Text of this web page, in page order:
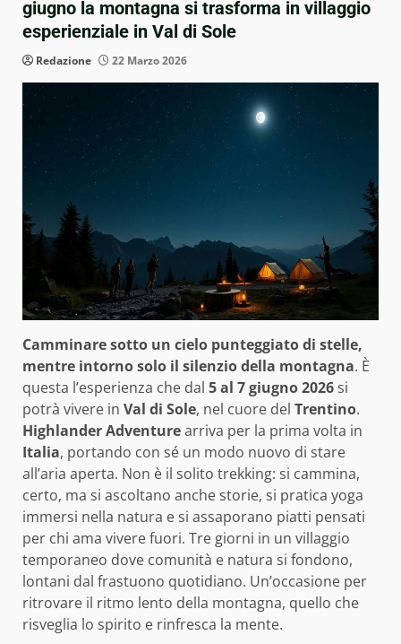
giugno la montagna si trasforma in villaggio
esperienziale in Val di Sole
Redazione 22 Marzo 2026
Camminare sotto un cielo punteggiato di stelle,
mentre intorno solo il silenzio della montagna. È
questa l’esperienza che dal 5 al 7 giugno 2026si
potrà vivere in Val di Sole, nel cuore del Trentino.
Highlander Adventurearriva per la prima volta in
Italia, portando con sé un modo nuovo di stare
all’aria aperta. Non è il solito trekking: si cammina,
certo, ma si ascoltano anche storie, si pratica yoga
immersi nella natura e si assaporano piatti pensati
per chi ama vivere fuori. Tre giorni in un villaggio
temporaneo dove comunità e natura si fondono,
lontani dal frastuono quotidiano. Un’occasione per
ritrovare il ritmo lento della montagna, quello che
risveglia lo spirito e rinfresca la mente.